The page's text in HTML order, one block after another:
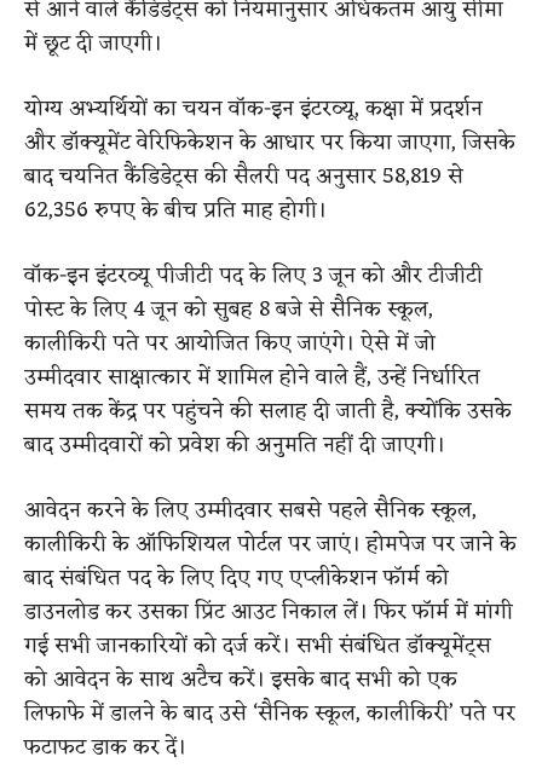
से आने वाले कैंडिडेट्स को नियमानुसार अधिकतम आयु सीमा
में छूट दी जाएगी।
योग्य अभ्यर्थियों का चयन वॉक-इन इंटरव्यू, कक्षा में प्रदर्शन
और डॉक्यूमेंट वेरिफिकेशन के आधार पर किया जाएगा, जिसके
बाद चयनित कैंडिडेट्स की सैलरी पद अनुसार 58,819 से
62,356 रुपए के बीच प्रति माह होगी।
वॉक-इन इंटरव्यू पीजीटी पद के लिए 3 जून को और टीजीटी
पोस्ट के लिए 4 जून को सुबह 8 बजे से सैनिक स्कूल,
कालीकिरी पते पर आयोजित किए जाएंगे। ऐसे में जो
उम्मीदवार साक्षात्कार में शामिल होने वाले हैं, उन्हें निर्धारित
समय तक केंद्र पर पहुंचने की सलाह दी जाती है, क्योंकि उसके
बाद उम्मीदवारों को प्रवेश की अनुमति नहीं दी जाएगी।
आवेदन करने के लिए उम्मीदवार सबसे पहले सैनिक स्कूल,
कालीकिरी के ऑफिशियल पोर्टल पर जाएं। होमपेज पर जाने के
बाद संबंधित पद के लिए दिए गए एप्लीकेशन फॉर्म को
डाउनलोड कर उसका प्रिंट आउट निकाल लें। फिर फॉर्म में मांगी
गई सभी जानकारियों को दर्ज करें। सभी संबंधित डॉक्यूमेंट्स
को आवेदन के साथ अटैच करें। इसके बाद सभी को एक
लिफाफे में डालने के बाद उसे ‘सैनिक स्कूल, कालीकिरी’ पते पर
फटाफट डाक कर दें।